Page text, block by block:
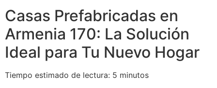
Casas Prefabricadas en
Armenia 170: La Solución
Ideal para Tu Nuevo Hogar
Tiempo estimado de lectura: 5 minutos